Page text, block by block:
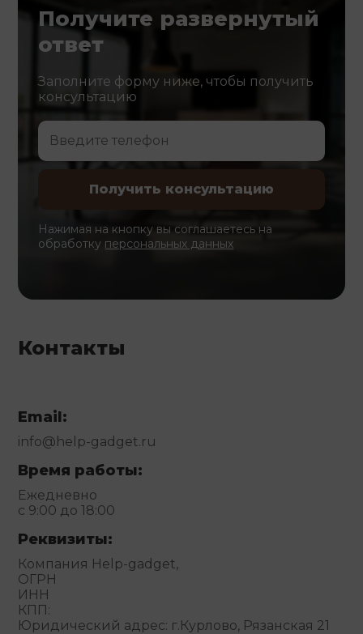
Получите развернутый
ответ
Заполните форму ниже, чтобы получить
консультацию
Нажимая на кнопку вы соглашаетесь на
обработку персональных данных
Контакты
Email:
info@help-gadget.ru
Время работы:
Ежедневно
с 9:00 до 18:00
Реквизиты:
Компания Help-gadget,
ОГРН
ИНН
КПП:
Юридический адрес: г.Курлово, Рязанская 21